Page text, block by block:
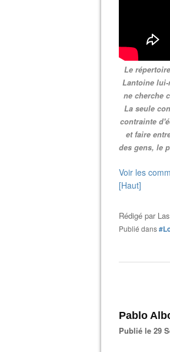
Le
Lantoine lui-
ne cherche
La seule
contrainte
et faire
des gens, le
Voir les
[Haut]
Rédigé par
Publié dans
Pablo
Publié le 29